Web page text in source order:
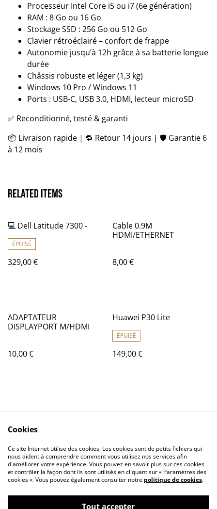
Processeur Intel Core i5 ou i7 (6e génération)
RAM : 8 Go ou 16 Go
Stockage SSD : 256 Go ou 512 Go
Clavier rétroéclairé – confort de frappe
Autonomie jusqu’à 12h grâce à sa batterie longue
durée
Châssis robuste et léger (1,3 kg)
Windows 10 Pro / Windows 11
Ports : USB-C, USB 3.0, HDMI, lecteur microSD
✅ Reconditionné, testé & garanti
📦 Livraison rapide | 🔁 Retour 14 jours | 🛡️ Garantie 6
à 12 mois
Related items
💻 Dell Latitude 7300 -
ÉPUISÉ
329,00 €
Cable 0.9M
HDMI/ETHERNET
8,00 €
ADAPTATEUR
DISPLAYPORT M/HDMI
10,00 €
Huawei P30 Lite
ÉPUISÉ
149,00 €
Contact Us
Legal Terms
Privacy Policy
Cookie Policy
Cookies
Ce site Internet utilise des cookies. Les cookies sont de petits fichiers qui
nous aident à comprendre comment vous utilisez nos services afin
d'améliorer votre expérience. Vous pouvez en savoir plus sur ces cookies
et contrôler la façon dont ils sont utilisés en cliquant sur « Paramètres des
cookies ». Vous pouvez également consulter notre politique de cookies.
Tout accepter